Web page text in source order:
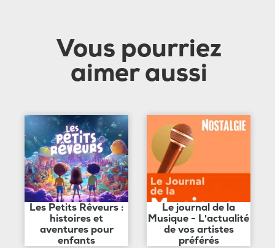
Vous pourriez
aimer aussi
Les Petits Rêveurs :
histoires et
aventures pour
enfants
Le journal de la
Musique - L'actualité
de vos artistes
préférés